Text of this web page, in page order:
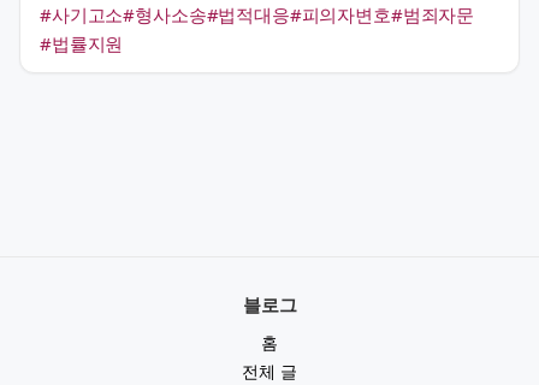
#사기고소#형사소송#법적대응#피의자변호#범죄자문
#법률지원
블로그
홈
전체 글